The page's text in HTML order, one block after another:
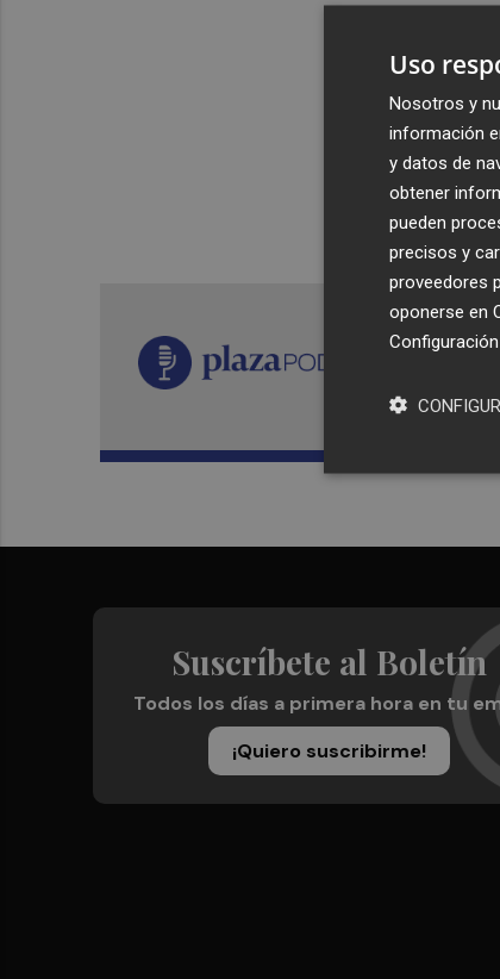
Suscríbete al Boletín
Todos los días a primera hora en tu
¡Quiero suscribirme!
Uso
Nosotros y
información
y datos de
obtener
pueden
precisos y
proveedores
oponerse en